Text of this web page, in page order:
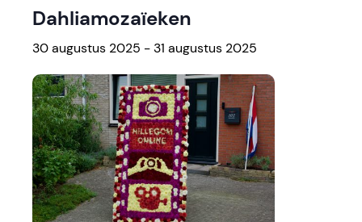
Dahliamozaïeken
30 augustus 2025 -31 augustus 2025